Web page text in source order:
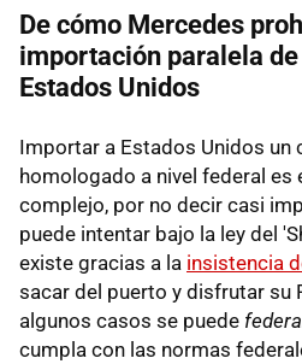
De cómo Mercedes
importación paralela
Estados Unidos
Importar a Estados Unidos un
homologado a nivel federal es
complejo, por no decir casi
puede intentar bajo la ley del
existe gracias a la insistencia
sacar del puerto y disfrutar su
algunos casos se puede
cumpla con las normas